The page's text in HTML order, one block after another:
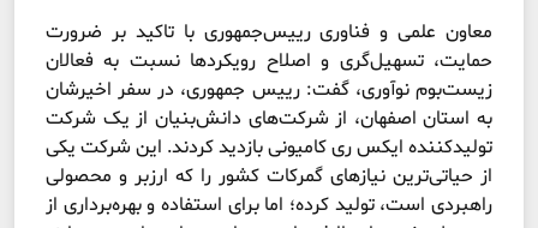
معاون علمی و فناوری رییس‌جمهوری با تاکید بر ضرورت
حمایت، تسهیل‌گری و اصلاح رویکردها نسبت به فعالان
زیست‌بوم نوآوری، گفت: رییس جمهوری، در سفر اخیرشان
به استان اصفهان، از شرکت‌های دانش‌بنیان از یک شرکت
تولیدکننده ایکس ری کامیونی بازدید کردند. این شرکت یکی
از حیاتی‌ترین نیازهای گمرکات کشور را که ارزبر و محصولی
راهبردی است، تولید کرده؛ اما برای استفاده و بهره‌برداری از